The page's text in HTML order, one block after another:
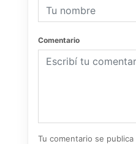
Comentario
Tu comentario se